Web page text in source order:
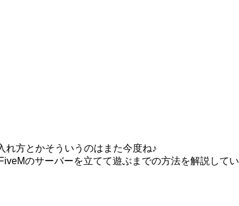
れ方とかそういうのはまた今度ね♪
のサーバーを立てて遊ぶまでの方法を解説して